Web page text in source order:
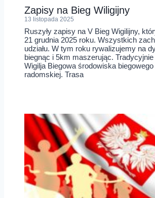
Zapisy na Bieg Wiligijny
13 listopada 2025
Ruszyły zapisy na V Bieg Wigilijny,
21 grudnia 2025 roku. Wszystkich
udziału. W tym roku rywalizujemy na
biegnąc i 5km maszerując.
Wigilja Biegowa środowiska
radomskiej. Trasa